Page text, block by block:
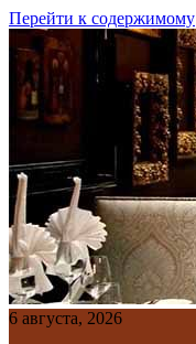
Перейти к содержимому
6 августа, 2026